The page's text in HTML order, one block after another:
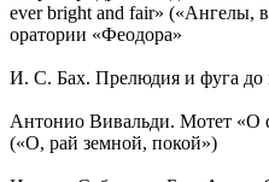
ever bright and fair» («Ангелы,
оратории «Феодора»
И. С. Бах. Прелюдия и фуга до
Антонио Вивальди. Мотет «O
(«О, рай земной, покой»)